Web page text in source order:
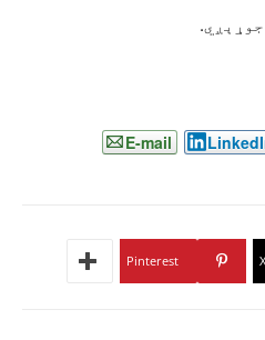
E-mail
X
Pinterest